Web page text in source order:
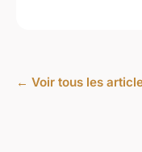
← Voir tous les